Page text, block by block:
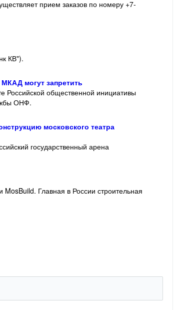
прием заказов по номеру +7-
КВ").
могут запретить
общественной инициативы
ОНФ.
московского театра
государственный арена
Главная в России строительная